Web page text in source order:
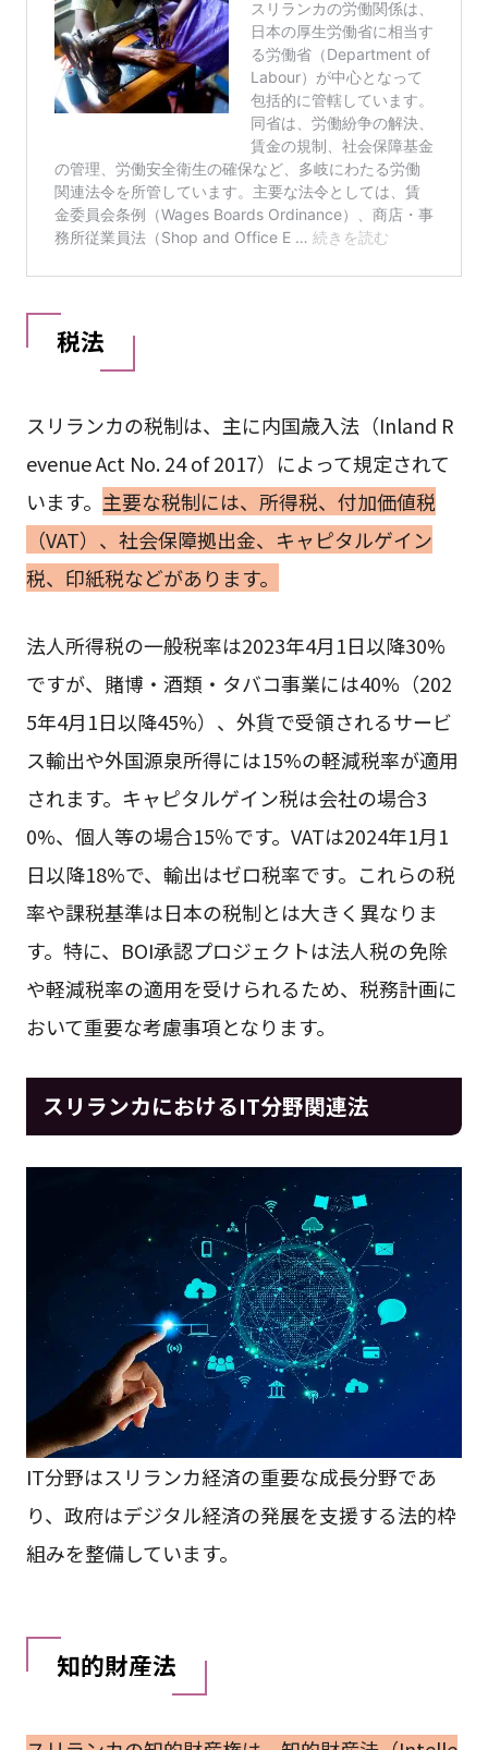
税法
スリランカの税制は、主に内国歳入法（Inland R
evenue Act No. 24 of 2017）によって規定されて
います。 主要な税制には、所得税、付加価値税
（VAT）、社会保障拠出金、キャピタルゲイン
税、印紙税などがあります。
法人所得税の一般税率は2023年4月1日以降30%
ですが、賭博・酒類・タバコ事業には40%（202
5年4月1日以降45%）、外貨で受領されるサービ
ス輸出や外国源泉所得には15%の軽減税率が適用
されます。キャピタルゲイン税は会社の場合3
0%、個人等の場合15％です。VATは2024年1月1
日以降18%で、輸出はゼロ税率です。これらの税
率や課税基準は日本の税制とは大きく異なりま
す。特に、BOI承認プロジェクトは法人税の免除
や軽減税率の適用を受けられるため、税務計画に
おいて重要な考慮事項となります。
スリランカにおけるIT分野関連法
IT分野はスリランカ経済の重要な成長分野であ
り、政府はデジタル経済の発展を支援する法的枠
組みを整備しています。
知的財産法